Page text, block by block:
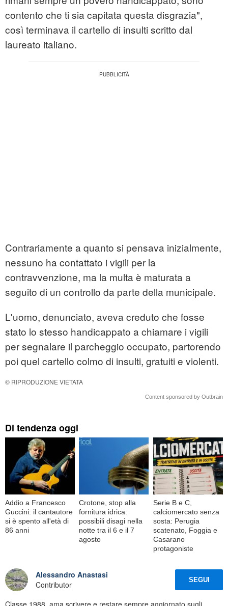
contento che ti sia capitata questa disgrazia",
così terminava il cartello di insulti scritto dal
laureato italiano.
Contrariamente a quanto si pensava inizialmente,
nessuno ha contattato i vigili per la
contravvenzione, ma la multa è maturata a
seguito di un controllo da parte della municipale.
L'uomo, denunciato, aveva creduto che fosse
stato lo stesso handicappato a chiamare i vigili
per segnalare il parcheggio occupato, partorendo
poi quel cartello colmo di insulti, gratuiti e violenti.
© RIPRODUZIONE VIETATA
Content sponsored by Outbrain
Di tendenza oggi
Addio a Francesco
Guccini: il cantautore
si è spento all'età di
86 anni
Crotone, stop alla
fornitura idrica:
possibili disagi nella
notte tra il 6 e il 7
agosto
Serie B e C,
calciomercato senza
sosta: Perugia
scatenato, Foggia e
Casarano
protagoniste
Alessandro Anastasi
Contributor
SEGUI
Classe 1988, ama scrivere e restare sempre aggiornato sugli